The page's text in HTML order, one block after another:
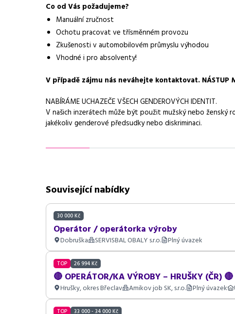
Forma práce
Vhodné pro uchazeče z okolí Dobruška
Vybrané benefity
Požadavky manuální zručnost,
Co od Vás požadujeme?
Manuální zručnost
Ochotu pracovat ve třísměnném provozu
Zkušenosti v automobilovém průmyslu výhodou
Vhodné i pro absolventy!
V případě zájmu nás neváhejte kontaktovat. NÁSTUP
NABÍRÁME UCHAZEČE VŠECH GENDEROVÝCH IDENTIT.
V našich inzerátech může být použit mužský nebo
jakékoliv genderové předsudky nebo diskriminaci.
Související nabídky
30 000 Kč
Operátor / operátorka výroby
Dobruška SERVISBAL OBALY s.r.o. Plný úvazek
TOP 26 994 Kč
🔴 OPERÁTOR/KA VÝROBY – HRUŠKY (ČR) 🔴
Hrušky, okres Břeclav Amikov job SK, s.r.o. Plný úvazek
TOP 33 000 - 34 000 Kč